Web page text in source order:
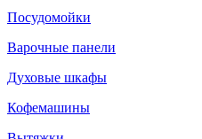
Посудомойки
Варочные панели
Духовые шкафы
Кофемашины